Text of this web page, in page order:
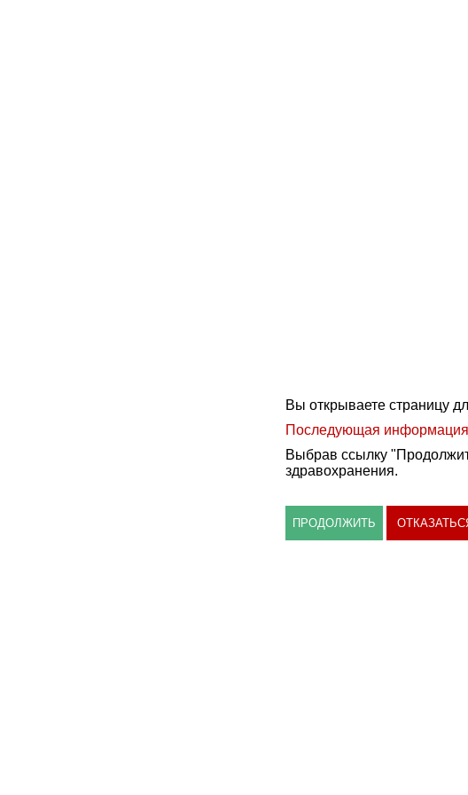
Вы открываете страницу
Последующая информация
Выбрав ссылку
здравохранения.
ПРОДОЛЖИТЬ